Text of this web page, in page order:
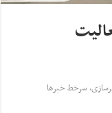
,سرخط خبرها